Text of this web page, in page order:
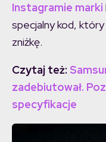
Instagramie marki
specjalny kod,
zniżkę.
Czytaj też:
zadebiutował.
specyfikacje